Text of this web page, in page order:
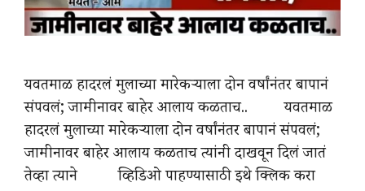
यवतमाळ हादरलं मुलाच्या मारेकऱ्याला दोन वर्षांनंतर बापानं
संपवलं; जामीनावर बाहेर आलाय कळताच.. यवतमाळ
हादरलं मुलाच्या मारेकऱ्याला दोन वर्षांनंतर बापानं संपवलं;
जामीनावर बाहेर आलाय कळताच त्यांनी दाखवून दिलं जातं
तेव्हा त्याने व्हिडिओ पाहण्यासाठी इथे क्लिक करा